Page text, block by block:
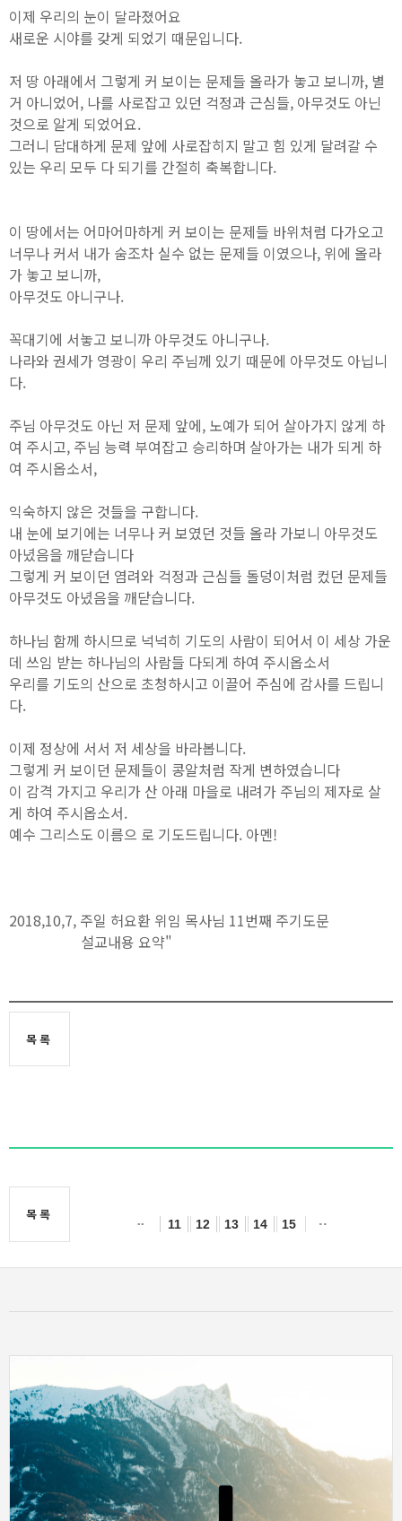
이제 우리의 눈이 달라졌어요
새로운 시야를 갖게 되었기 때문입니다.
저 땅 아래에서 그렇게 커 보이는 문제들 올라가 놓고 보니까, 별
거 아니었어, 나를 사로잡고 있던 걱정과 근심들, 아무것도 아닌
것으로 알게 되었어요.
그러니 담대하게 문제 앞에 사로잡히지 말고 힘 있게 달려갈 수
있는 우리 모두 다 되기를 간절히 축복합니다.
이 땅에서는 어마어마하게 커 보이는 문제들 바위처럼 다가오고
너무나 커서 내가 숨조차 실수 없는 문제들 이였으나, 위에 올라
가 놓고 보니까,
아무것도 아니구나.
꼭대기에 서놓고 보니까 아무것도 아니구나.
나라와 권세가 영광이 우리 주님께 있기 때문에 아무것도 아닙니
다.
주님 아무것도 아닌 저 문제 앞에, 노예가 되어 살아가지 않게 하
여 주시고, 주님 능력 부여잡고 승리하며 살아가는 내가 되게 하
여 주시옵소서,
익숙하지 않은 것들을 구합니다.
내 눈에 보기에는 너무나 커 보였던 것들 올라 가보니 아무것도
아녔음을 깨닫습니다
그렇게 커 보이던 염려와 걱정과 근심들 돌덩이처럼 컸던 문제들
아무것도 아녔음을 깨닫습니다.
하나님 함께 하시므로 넉넉히 기도의 사람이 되어서 이 세상 가운
데 쓰임 받는 하나님의 사람들 다되게 하여 주시옵소서
우리를 기도의 산으로 초청하시고 이끌어 주심에 감사를 드립니
다.
이제 정상에 서서 저 세상을 바라봅니다.
그렇게 커 보이던 문제들이 콩알처럼 작게 변하였습니다
이 감격 가지고 우리가 산 아래 마을로 내려가 주님의 제자로 살
게 하여 주시옵소서.
예수 그리스도 이름으 로 기도드립니다. 아멘!
2018,10,7, 주일 허요환 위임 목사님 11번째 주기도문
설교내용 요약"
목록
목록
11 12 13 14 15